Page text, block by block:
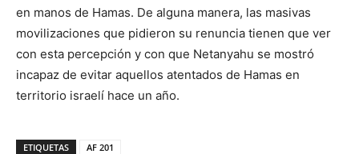
en manos de Hamas. De alguna manera, las masivas
movilizaciones que pidieron su renuncia tienen que ver
con esta percepción y con que Netanyahu se mostró
incapaz de evitar aquellos atentados de Hamas en
territorio israelí hace un año.
ETIQUETAS AF 201